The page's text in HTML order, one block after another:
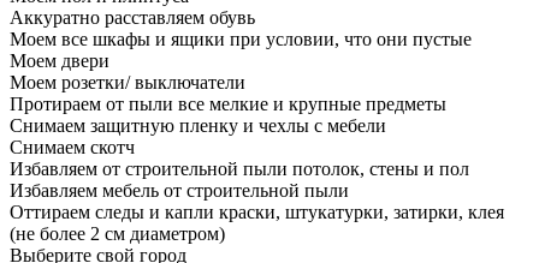
Аккуратно расставляем обувь
Моем все шкафы и ящики при условии, что они пустые
Моем двери
Моем розетки/ выключатели
Протираем от пыли все мелкие и крупные предметы
Снимаем защитную пленку и чехлы с мебели
Снимаем скотч
Избавляем от строительной пыли потолок, стены и пол
Избавляем мебель от строительной пыли
Оттираем следы и капли краски, штукатурки, затирки, клея
(не более 2 см диаметром)
Выберите свой город